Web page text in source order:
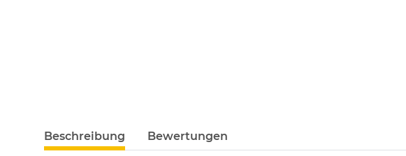
Beschreibung Bewertungen